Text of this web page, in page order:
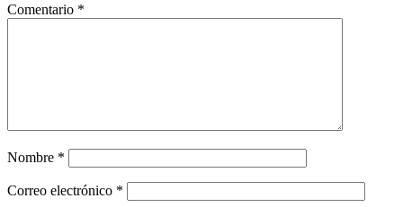
Comentario *
Nombre *
Correo electrónico *